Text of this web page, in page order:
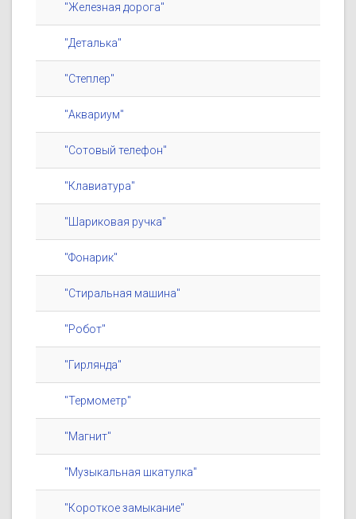
"Железная дорога"
"Деталька"
"Степлер"
"Аквариум"
"Сотовый телефон"
"Клавиатура"
"Шариковая ручка"
"Фонарик"
"Стиральная машина"
"Робот"
"Гирлянда"
"Термометр"
"Магнит"
"Музыкальная шкатулка"
"Короткое замыкание"